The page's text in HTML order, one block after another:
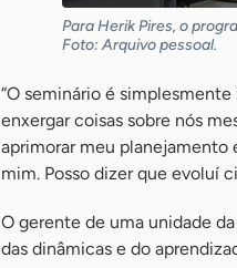
Para Herik Pires, o
Foto: Arquivo pessoal.
“O seminário é
enxergar coisas sobre nós
aprimorar meu planejamento
mim. Posso dizer que evoluí
O gerente de uma unidade
das dinâmicas e do